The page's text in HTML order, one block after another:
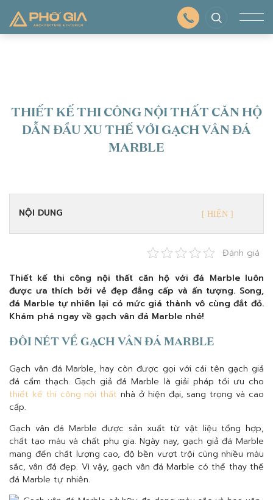
THIẾT KẾ THI CÔNG NỘI THẤT CĂN HỘ
DẪN ĐẦU XU THẾ VỚI GẠCH VÂN ĐÁ
MARBLE
NỘI DUNG
Đánh giá
Thiết kế thi công nội thất căn hộ với đá Marble luôn
được ưa thích bởi vẻ đẹp đẳng cấp và ấn tượng. Song,
đá Marble tự nhiên lại có mức giá thành vô cùng đắt đỏ.
Khám phá ngay về gạch vân đá Marble nhé!
ĐÔI NÉT VỀ GẠCH VÂN ĐÁ MARBLE
Gạch vân đá Marble, hay còn được gọi với cái tên gạch giả
đá cẩm thạch. Gạch giả đá Marble là giải pháp tối ưu cho
thiết kế thi công nội thất nhà ở hiện đại, sang trọng và cao
cấp.
Gạch vân đá Marble được sản xuất từ vật liệu tổng hợp,
chất tạo màu và chất phụ gia. Ngày nay, gạch giả đá Marble
mang đến chất lượng cao, độ bền vượt trội cùng nhiều màu
sắc, vân đá đẹp. Vì vậy, gạch vân đá Marble có thể thay thế
đá Marble tự nhiên.